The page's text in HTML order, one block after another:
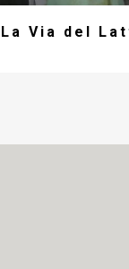
La Via del